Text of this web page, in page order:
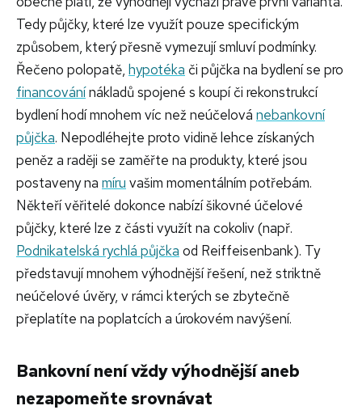
Tedy půjčky, které lze využít pouze specifickým
způsobem, který přesně vymezují smluví podmínky.
Řečeno polopatě, hypotéka či půjčka na bydlení se pro
financovánínákladů spojené s koupí či rekonstrukcí
bydlení hodí mnohem víc než neúčelová nebankovní
půjčka. Nepodléhejte proto vidině lehce získaných
peněz a raději se zaměřte na produkty, které jsou
postaveny na míru vašim momentálním potřebám.
Někteří věřitelé dokonce nabízí šikovné účelové
půjčky, které lze z části využít na cokoliv (např.
Podnikatelská rychlá půjčka od Reiffeisenbank). Ty
představují mnohem výhodnější řešení, než striktně
neúčelové úvěry, v rámci kterých se zbytečně
přeplatíte na poplatcích a úrokovém navýšení.
Bankovní není vždy výhodnější aneb
nezapomeňte srovnávat